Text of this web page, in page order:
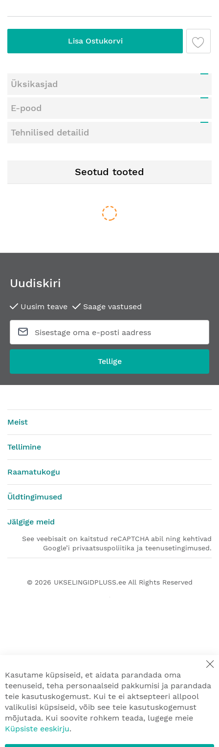
Lisa Ostukorvi
Üksikasjad
E-pood
Tehnilised detailid
Seotud tooted
Aknakäepide FSB 34 3456 09039 ALU 013
Alates 57,41 €
Alates 517,96 €
Uudiskiri
Uusim teave Saage vastused
Tellige
Meist
Tellimine
Raamatukogu
Üldtingimused
Jälgige meid
See veebisait on kaitstud reCAPTCHA abil ning kehtivad
Google’i privaatsuspoliitika ja teenusetingimused.
© 2026 UKSELINGIDPLUSS.eeAll Rights Reserved
Kasutame küpsiseid, et aidata parandada oma
teenuseid, teha personaalseid pakkumisi ja parandada
teie kasutuskogemust. Kui te ei aktsepteeri allpool
valikulisi küpsiseid, võib see teie kasutuskogemust
mõjutada. Kui soovite rohkem teada, lugege meie
Küpsiste eeskirju.